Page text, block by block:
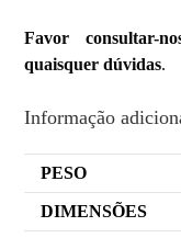
Favor consultar-
quaisquer dúvidas.
Informação
PESO
DIMENSÕES